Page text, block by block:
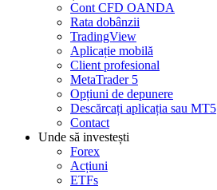
Cont CFD OANDA
Rata dobânzii
TradingView
Aplicație mobilă
Client profesional
MetaTrader 5
Opțiuni de depunere
Descărcați aplicația sau MT5
Contact
Unde să investești
Forex
Acțiuni
ETFs